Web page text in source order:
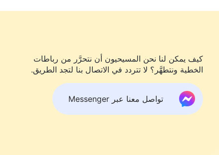
الناس في الخفاء، سوف يكون من الحكمة أن يكون الناس
دوافعي وأي نوع من الأشخاص الذي أكونه. ومهما أخفيت
لكنني لم أستطع قبول تمحيصه. ولربح إعجاب الآخرين
لقد عذبت نفسي لدرجة الإنهاك، وكان أمرًا أحمق وبائسًا
الجسد، فمن الطبيعي أن نحتاج إلى الراحة عندما نشعر
والراحة. كان كل شيء فعلته لحمل الناس على
يجب أن يتعلموا أن يكونوا صادقين، ليقبلوا تمحيص الله وأن
هكذا. بمعرفة هذا، لم أعد أرغب في التظاهر. بعدئذ، كنت
كيف يمكن لنا نحن المسيحيون أن نتحرَّر من رباطات
الخطية ونتطهَّر؟ لا تتردد في الاتصال بنا لتجد الطريق.
تواصل معنا عبر Messenger